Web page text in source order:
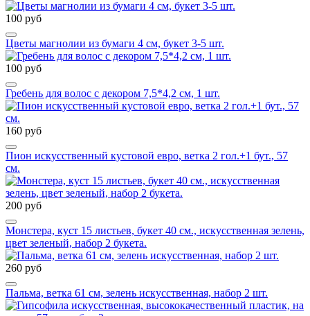
100 руб
Цветы магнолии из бумаги 4 см, букет 3-5 шт.
100 руб
Гребень для волос с декором 7,5*4,2 см, 1 шт.
160 руб
Пион искусственный кустовой евро, ветка 2 гол.+1 бут., 57
см.
200 руб
Монстера, куст 15 листьев, букет 40 см., искусственная зелень,
цвет зеленый, набор 2 букета.
260 руб
Пальма, ветка 61 см, зелень искусственная, набор 2 шт.